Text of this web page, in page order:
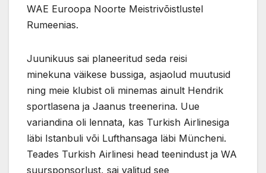
WAE Euroopa Noorte Meistrivõistlustel
Rumeenias.
Juunikuus sai planeeritud seda reisi
minekuna väikese bussiga, asjaolud muutusid
ning meie klubist oli minemas ainult Hendrik
sportlasena ja Jaanus treenerina. Uue
variandina oli lennata, kas Turkish Airlinesiga
läbi Istanbuli või Lufthansaga läbi Müncheni.
Teades Turkish Airlinesi head teenindust ja WA
suursponsorlust, sai valitud see